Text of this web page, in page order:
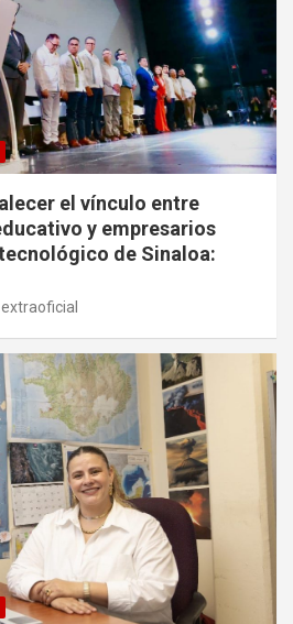
el vínculo entre
y empresarios
de Sinaloa: